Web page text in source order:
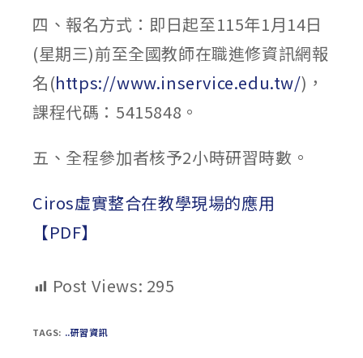
四、報名方式：即日起至115年1月14日
(星期三)前至全國教師在職進修資訊網報
名(https://www.inservice.edu.tw/)，
課程代碼：5415848。
五、全程參加者核予2小時研習時數。
Ciros虛實整合在教學現場的應用
【PDF】
Post Views: 295
TAGS: ..研習資訊